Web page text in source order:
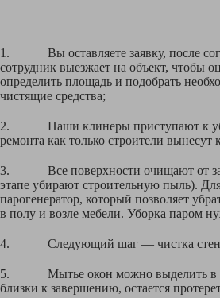
1. Вы оставляете заявку, после
сотрудник выезжает на объект, чтобы
определить площадь и подобрать
чистящие средства;
2. Наши клинеры приступают к
ремонта как только строители
3. Все поверхности очищают от
этапе убирают строительную пыль).
парогенератор, который позволяет
в полу и возле мебели. Уборка паром
4. Следующий шаг — чистка стен,
5. Мытье окон можно выделить в
близки к завершению, остается